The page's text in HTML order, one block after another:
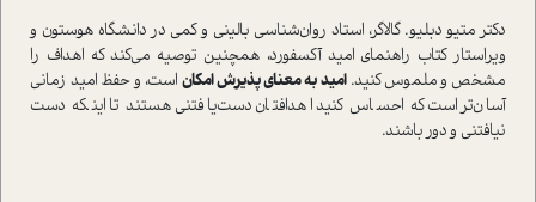
دکتر متیو دبلیو. گالاگر، استاد روان‌شناسی بالینی و کمی در دانشگاه هوستون و
ویراستار کتاب راهنمای امید آکسفورد، همچنین توصیه می‌کند که اهداف را
مشخص و ملموس کنید.امید به معنای پذیرش امکاناست، و حفظ امید زمانی
آسان‌تر است که احساس کنید اهدافتان دست‌یافتنی هستند تا اینکه دست
نیافتنی و دور باشند.